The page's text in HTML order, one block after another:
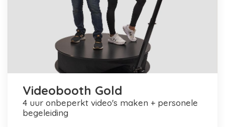
Videobooth Gold
4 uur onbeperkt video's maken + personele
begeleiding